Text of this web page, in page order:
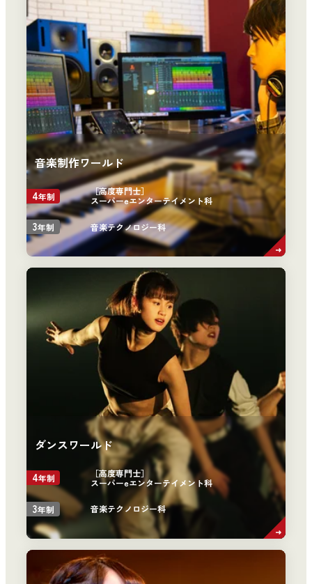
音楽制作ワールド
4年制
［高度専門士］
スーパーeエンターテイメント科
3年制 音楽テクノロジー科
ダンスワールド
4年制
［高度専門士］
スーパーeエンターテイメント科
3年制 音楽テクノロジー科